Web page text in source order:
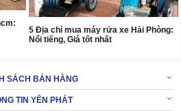
5 Địa chỉ mua máy rửa xe Hải Phòng:
Nổi tiếng, Giá tốt nhất
SÁCH BÁN HÀNG
TIN YÊN PHÁT